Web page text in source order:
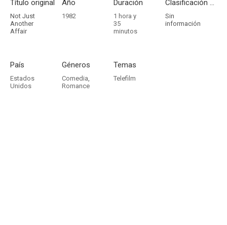
Título original
Not Just
Another
Affair
Año
1982
Duración
1 hora y
35
minutos
Clasificación por edades
Sin
información
País
Estados
Unidos
Géneros
Comedia,
Romance
Temas
Telefilm